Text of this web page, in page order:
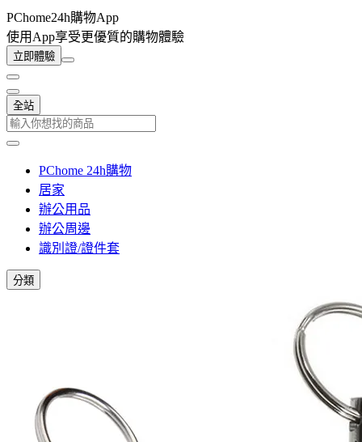
PChome24h購物App
使用App享受更優質的購物體驗
立即體驗
全站
PChome 24h購物
居家
辦公用品
辦公周邊
識別證/證件套
分類